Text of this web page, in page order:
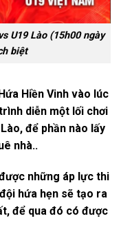
Lào (15h00 ngày
biệt
Hiền Vinh vào lúc
diễn một lối chơi
để phần nào lấy
nhà..
những áp lực thi
hứa hẹn sẽ tạo ra
để qua đó có được